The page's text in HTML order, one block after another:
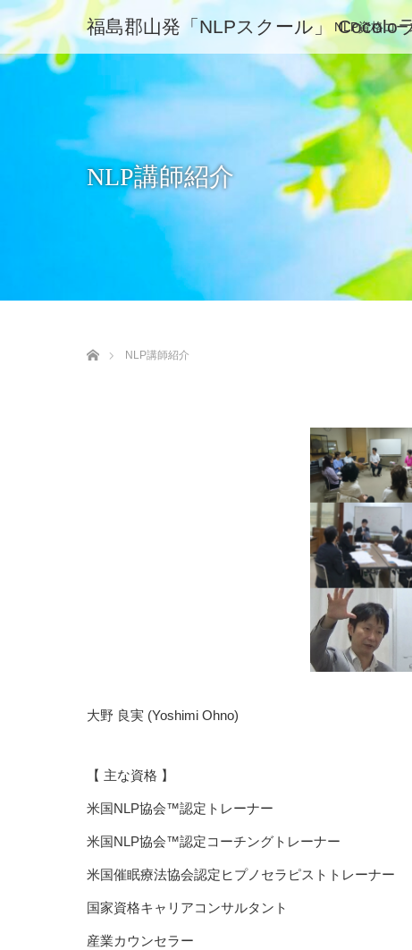
福島郡山発「NLPスクール」 Cocolo
NLP資格コー
NLP講師紹介
NLP講師紹介
大野 良実 (Yoshimi Ohno)
【 主な資格 】
米国NLP協会™認定トレーナー
米国NLP協会™認定コーチングトレーナー
米国催眠療法協会認定ヒプノセラピストトレーナー
国家資格キャリアコンサルタント
産業カウンセラー